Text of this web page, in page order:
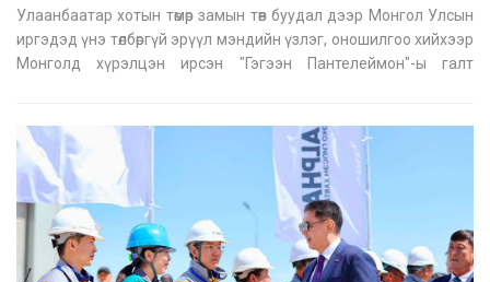
Улаанбаатар хотын төмөр замын төв буудал дээр Монгол Улсын
иргэдэд үнэ төлбөргүй эрүүл мэндийн үзлэг, оношилгоо хийхээр
Монголд хүрэлцэн ирсэн "Гэгээн Пантелеймон"-ы галт
зөвлөгөө, он